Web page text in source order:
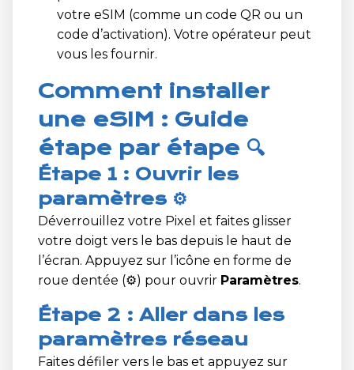
votre eSIM (comme un code QR ou un
code d’activation). Votre opérateur peut
vous les fournir.
Comment installer
une eSIM : Guide
étape par étape 🔍
Étape 1 : Ouvrir les
paramètres ⚙️
Déverrouillez votre Pixel et faites glisser
votre doigt vers le bas depuis le haut de
l’écran. Appuyez sur l’icône en forme de
roue dentée (⚙️) pour ouvrir Paramètres.
Étape 2 : Aller dans les
paramètres réseau
Faites défiler vers le bas et appuyez sur